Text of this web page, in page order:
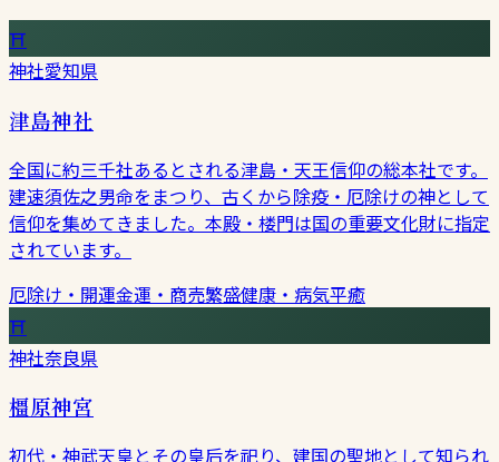
⛩
神社愛知県
津島神社
全国に約三千社あるとされる津島・天王信仰の総本社です。
建速須佐之男命をまつり、古くから除疫・厄除けの神として
信仰を集めてきました。本殿・楼門は国の重要文化財に指定
されています。
厄除け・開運金運・商売繁盛健康・病気平癒
⛩
神社奈良県
橿原神宮
初代・神武天皇とその皇后を祀り、建国の聖地として知られ